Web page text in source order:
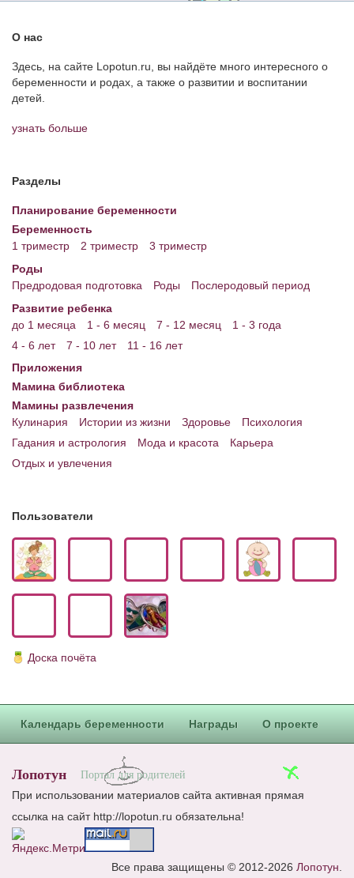
О нас
Здесь, на сайте Lopotun.ru, вы найдёте много интересного о
беременности и родах, а также о развитии и воспитании
детей.
узнать больше
Разделы
Планирование беременности
Беременность
1 триместр
2 триместр
3 триместр
Роды
Предродовая подготовка
Роды
Послеродовый период
Развитие ребенка
до 1 месяца
1 - 6 месяц 7 - 12 месяц
1 - 3 года
4 - 6 лет
7 - 10 лет
11 - 16 лет
Приложения
Мамина библиотека
Мамины развлечения
Кулинария
Истории из жизни Здоровье
Психология
Гадания и астрология
Мода и красота
Карьера
Отдых и увлечения
Пользователи
Доска почёта
Календарь беременности Награды О проекте
Лопотун Портал для родителей
При использовании материалов сайта активная прямая
ссылка на сайт http://lopotun.ru обязательна!
Все права защищены © 2012-2026 Лопотун